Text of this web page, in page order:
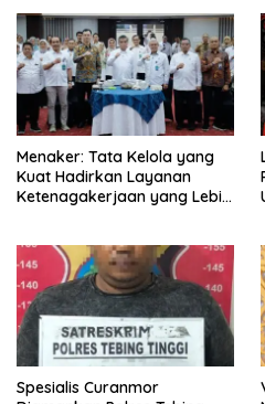
Menaker: Tata Kelola yang
Kuat Hadirkan Layanan
Ketenagakerjaan yang Lebih
Spesialis Curanmor